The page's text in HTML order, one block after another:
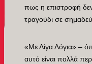
πως η επιστροφή δεν
τραγούδι σε
«Με Λίγα Λόγια» –
αυτό είναι πολλά